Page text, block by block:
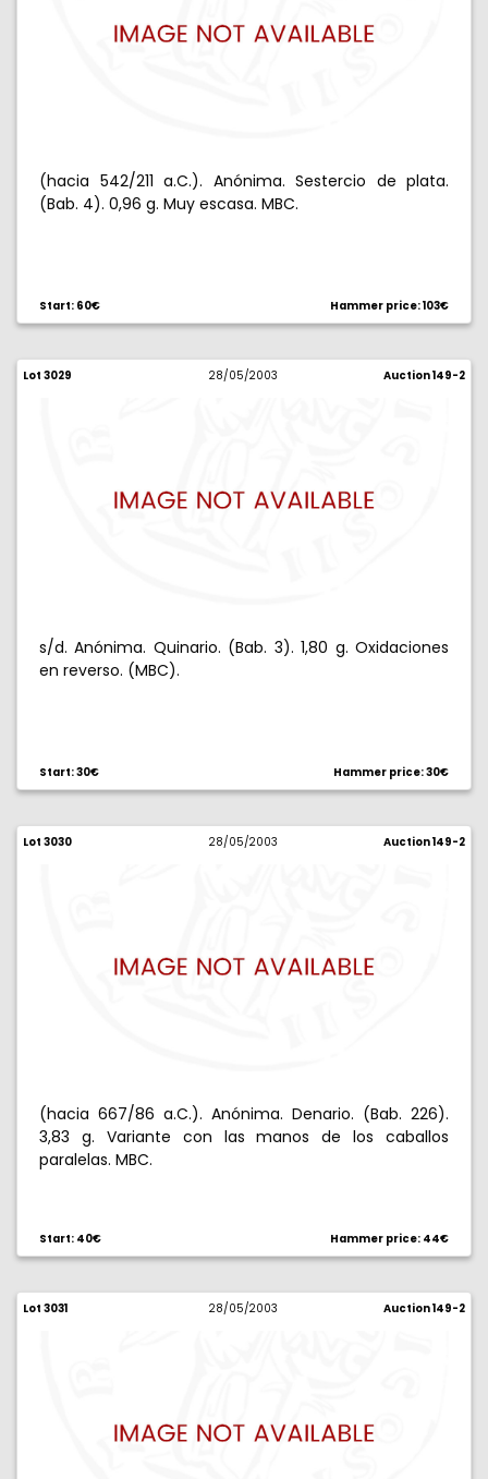
(hacia 542/211 a.C.). Anónima. Sestercio de plata.
(Bab. 4). 0,96 g. Muy escasa. MBC.
Start: 60€ Hammer price: 103€
Lot 3029 28/05/2003 Auction 149-2
s/d. Anónima. Quinario. (Bab. 3). 1,80 g. Oxidaciones
en reverso. (MBC).
Start: 30€ Hammer price: 30€
Lot 3030 28/05/2003 Auction 149-2
(hacia 667/86 a.C.). Anónima. Denario. (Bab. 226).
3,83 g. Variante con las manos de los caballos
paralelas. MBC.
Start: 40€ Hammer price: 44€
Lot 3031 28/05/2003 Auction 149-2